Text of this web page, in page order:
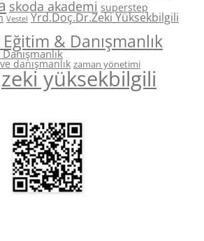
skoda akademi superstep
Vestel Yrd.Doç.Dr.Zeki Yüksekbilgili
& Danışmanlık
danışmanlık zaman yönetimi
zeki yüksekbilgili